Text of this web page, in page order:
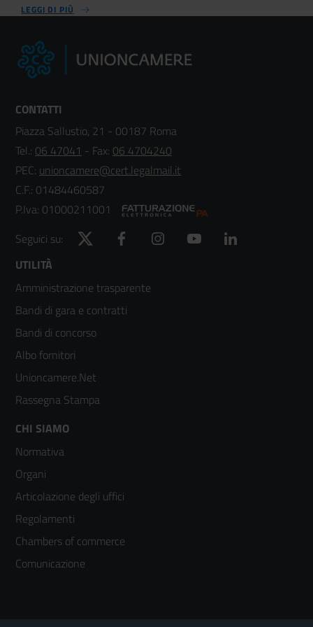
LEGGI DI PIÙ
CONTATTI
Piazza Sallustio, 21 - 00187 Roma
Tel.: 06 47041 - Fax: 06 4704240
PEC: unioncamere@cert.legalmail.it
C.F.: 01484460587
P.Iva: 01000211001
Seguici su:
Twitter Facebook Instagram YouTube
Footer
menù
colonna
2
UTILITÀ
Amministrazione trasparente
Bandi di gara e contratti
Bandi di concorso
Albo fornitori
Unioncamere.Net
Rassegna Stampa
Footer
menù
colonna
3
CHI SIAMO
Normativa
Organi
Articolazione degli uffici
Regolamenti
Chambers of commerce
Comunicazione